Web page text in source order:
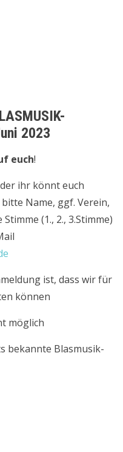
2023
euch!
ihr könnt euch
Name, ggf. Verein,
(1., 2., 3.Stimme)
ist, dass wir für
können
möglich
bekannte Blasmusik-